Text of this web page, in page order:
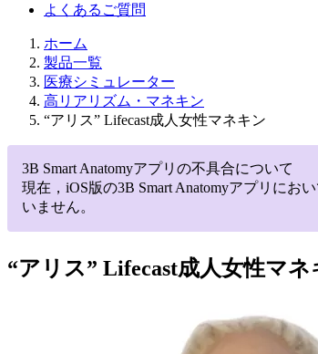
よくあるご質問
ホーム
製品一覧
医療シミュレーター
高リアリズム・マネキン
“アリス” Lifecast成人女性マネキン
3B Smart Anatomyアプリの不具合について
現在，iOS版の3B Smart Anatomyアプリに
いません。
“アリス” Lifecast成人女性マネ